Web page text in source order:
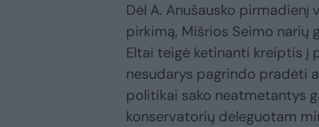
Dėl A. Anušausko
pirkimą, Mišrios Seimo narių
Eltai teigė ketinanti kreiptis į
nesudarys pagrindo pradėti
politikai sako neatmetantys
konservatorių deleguotam